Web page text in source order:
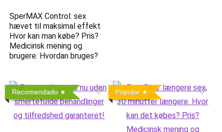
SperMAX Control: sex
hævet til maksimal effekt
Hvor kan man købe? Pris?
Medicinsk mening og
brugere. Hvordan bruges?
Recomendado Popular